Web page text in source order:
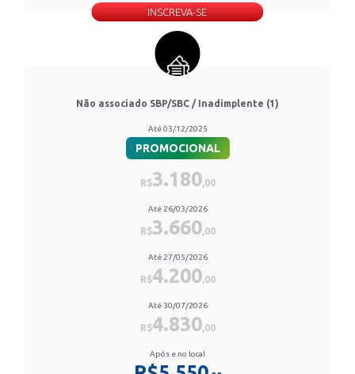
INSCREVA-SE
Não associado SBP/SBC / Inadimplente (1)
Até 03/12/2025
PROMOCIONAL
R$3.180,00
Até 26/03/2026
R$3.660,00
Até 27/05/2026
R$4.200,00
Até 30/07/2026
R$4.830,00
Após e no local